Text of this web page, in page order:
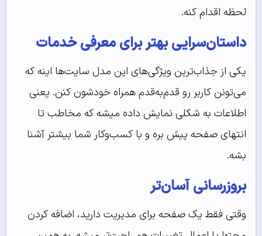
لحظه اقدام کنه.
داستان‌سرایی بهتر برای معرفی خدمات
یکی از جذاب‌ترین ویژگی‌های این مدل سایت‌ها اینه که
می‌تونن کاربر رو قدم‌به‌قدم همراه خودشون کنن. یعنی
اطلاعات به شکلی نمایش داده میشه که مخاطب تا
انتهای صفحه پیش بره و با کسب‌وکار شما بیشتر آشنا
بشه.
بروزرسانی آسان‌تر
وقتی فقط یک صفحه برای مدیریت دارید، اضافه کردن